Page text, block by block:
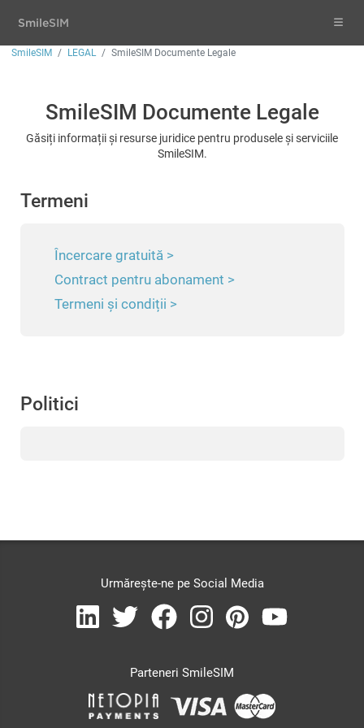
SmileSIM
SmileSIM LEGAL SmileSIM Documente Legale
SmileSIM Documente Legale
Găsiți informații și resurse juridice pentru produsele și serviciile
SmileSIM.
Termeni
Încercare gratuită >
Contract pentru abonament >
Termeni și condiții >
Politici
Urmărește-ne pe Social Media
Parteneri SmileSIM